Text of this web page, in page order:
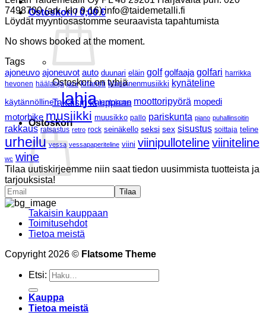
Ostoskori /0,00€
Ostoskori on tyhjä.
Takaisin kauppaan
Ostoskori
Takaisin kauppaan
7498700 (ark. klo 9-16) info@taidemetalli.fi
Löydät myyntiosastomme seuraavista tapahtumista
No shows booked at the moment.
Tags
ajoneuvo ajoneuvot auto duunari eläin golf golfaaja golfari harrikka
hevonen häälahja jazz kitaristi klassinenmusiikki kynäteline
käytännöllinen lahja lentokone moottoripyörä mopedi
motorbike musiikki muusikko pallo pariskunta piano puhallinsoitin
rakkaus ratsastus retro rock seinäkello seksi sex sisustus soittaja teline
urheilu vessa vessapaperiteline viini viinipullotelineviiniteline
wc wine
Tilaa uutiskirjeemme niin saat tiedon uusimmista tuotteista ja
tarjouksista!
Toimitusehdot
Tietoa meistä
Copyright 2026 © Flatsome Theme
Etsi:
Kauppa
Tietoa meistä